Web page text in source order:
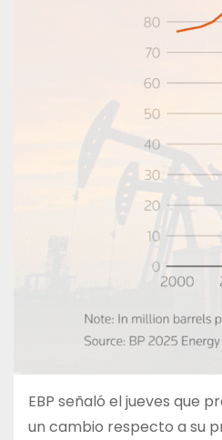
EBP señaló el jueves que
un cambio respecto a su